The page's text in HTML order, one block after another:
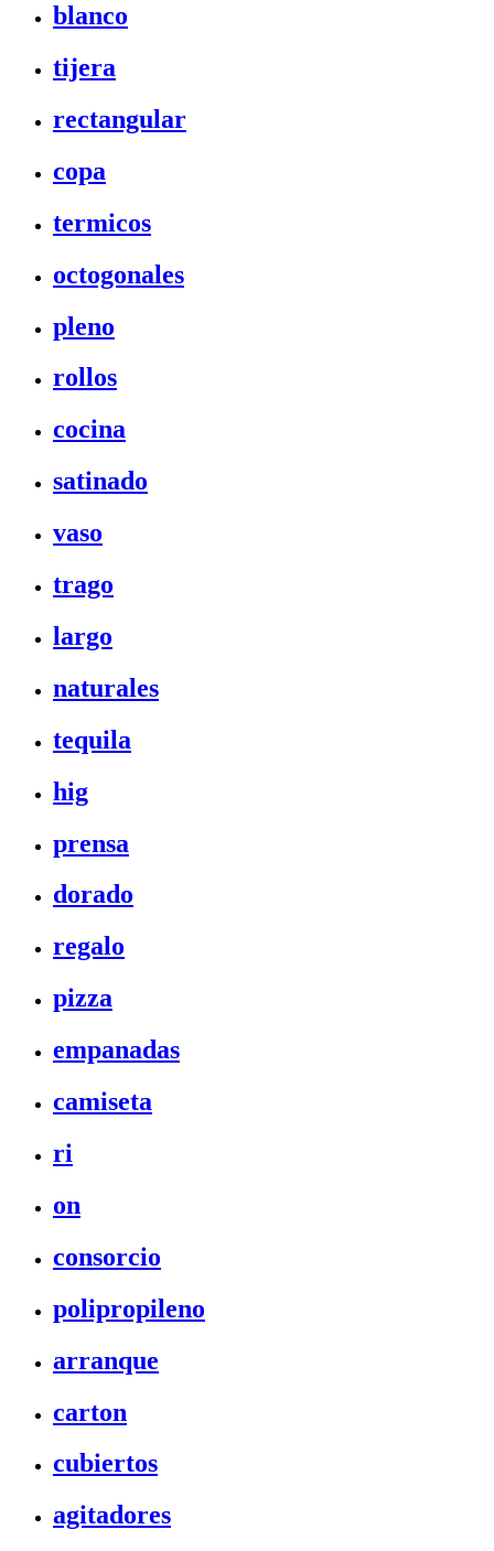
blanco
tijera
rectangular
copa
termicos
octogonales
pleno
rollos
cocina
satinado
vaso
trago
largo
naturales
tequila
hig
prensa
dorado
regalo
pizza
empanadas
camiseta
ri
on
consorcio
polipropileno
arranque
carton
cubiertos
agitadores